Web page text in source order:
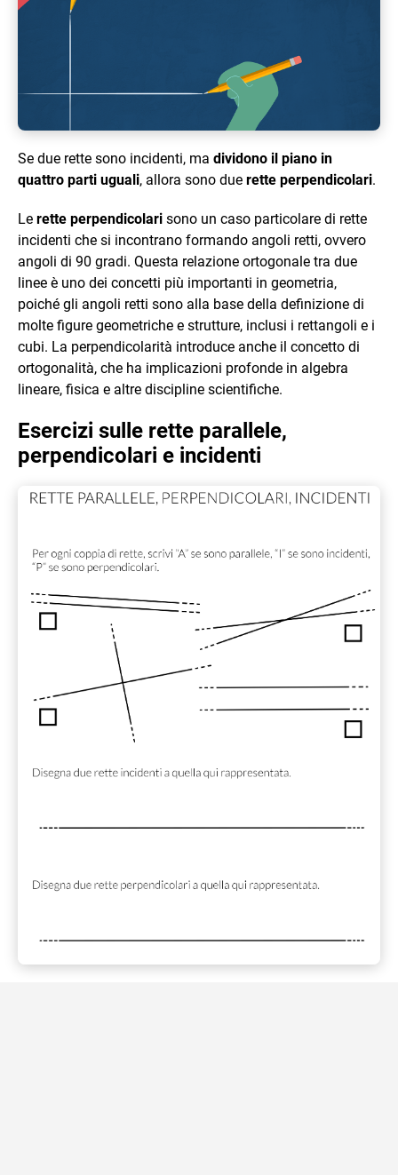
Se due rette sono incidenti, ma dividono il piano in
quattro parti uguali, allora sono due rette perpendicolari.
Le rette perpendicolari sono un caso particolare di rette
incidenti che si incontrano formando angoli retti, ovvero
angoli di 90 gradi. Questa relazione ortogonale tra due
linee è uno dei concetti più importanti in geometria,
poiché gli angoli retti sono alla base della definizione di
molte figure geometriche e strutture, inclusi i rettangoli e i
cubi. La perpendicolarità introduce anche il concetto di
ortogonalità, che ha implicazioni profonde in algebra
lineare, fisica e altre discipline scientifiche.
Esercizi sulle rette parallele,
perpendicolari e incidenti